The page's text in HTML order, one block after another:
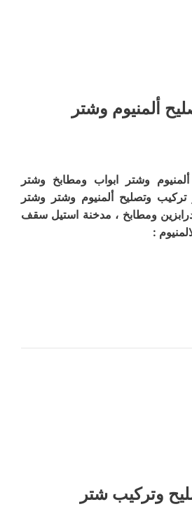
ألمنيوم وشتر
وشتر ابواب ومطابخ وشتر
وتصليح ألمنيوم وشتر وشتر
ومطابخ ، مدخنة استيل سقف
:
وتركيب شتر